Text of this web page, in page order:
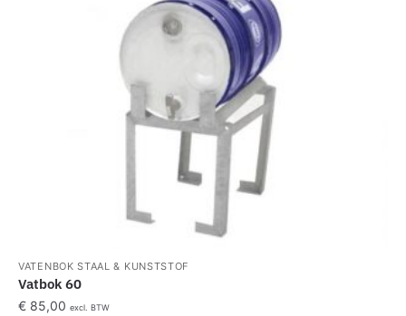
VATENBOK STAAL & KUNSTSTOF
Vatbok 60
€ 85,00 excl. BTW